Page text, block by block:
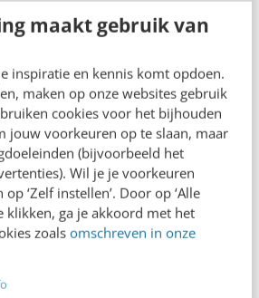
maakt gebruik van
inspiratie en kennis komt opdoen.
maken op onze websites gebruik
cookies voor het bijhouden
jouw voorkeuren op te slaan, maar
(bijvoorbeeld het
Wil je je voorkeuren
‘Zelf instellen’. Door op ‘Alle
klikken, ga je akkoord met het
zoals omschreven in onze
een tip over de toolIFTTT
iets wat voor sommige
is. Op deze manier wordt het
“Het is een zeer
niet echt onder een van de
te plaatsen valt. Er zijn wel
kanalen en dergelijke,
koppelen. Al die kanalen
ook aan elkaar koppelen
geven.” Snap jij het? Ik niet.